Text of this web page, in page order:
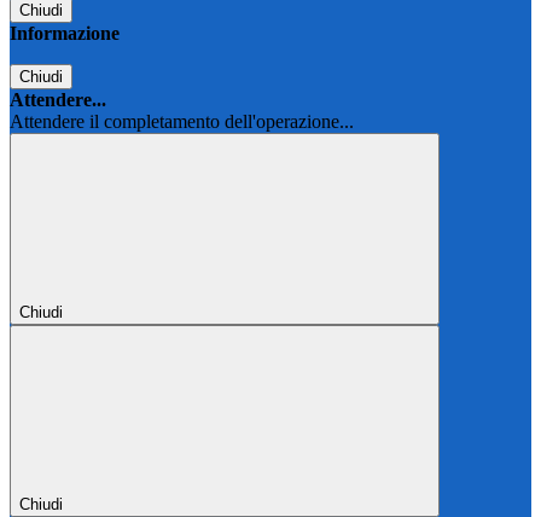
Chiudi
Informazione
Chiudi
Attendere...
Attendere il completamento dell'operazione...
Chiudi
Chiudi